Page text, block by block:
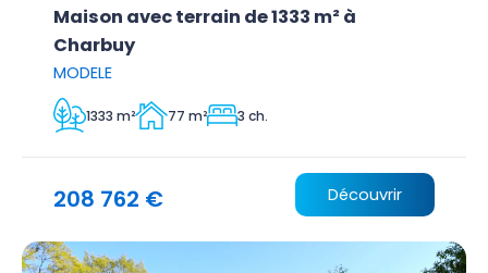
Maison avec terrain de 1333 m² à
Charbuy
MODELE
1333 m² 77 m² 3 ch.
208 762 € Découvrir